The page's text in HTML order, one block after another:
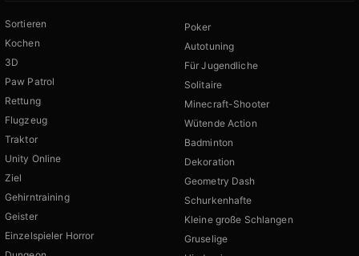
Sortieren
Kochen
3D
Paw Patrol
Rettung
Flugzeug
Traktor
Unity Online
Ziel
Gehirntraining
Geister
Einzelspieler Horror
Poker
Autotuning
Für Jugendliche
Solitaire
Minecraft-Shooter
Wütende Action
Badminton
Dekoration
Geometry Dash
Schurkenhafte
Kleine große Schlangen
Gruselige